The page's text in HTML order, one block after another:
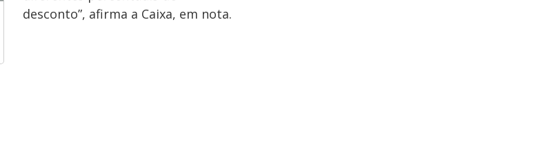
desconto”, afirma a Caixa, em nota.